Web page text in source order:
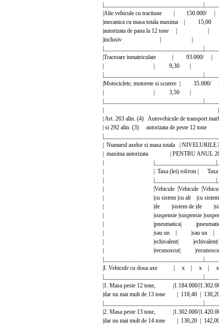
|Alte vehicule cu tractiune |
|mecanica cu masa totala
|autorizata de pana la 12
|inclusiv | |
|Tractoare inmatriculate |
| | 9,30 |
|Motociclete, motorete si scutere |
| | 3,50 |
| |
| Art. 263 alin. (4) Autovehicule de transport
| si 292 alin. (3) autorizata de
| Numarul axelor si masa totala |
| maxima autorizata | PENTRU ANUL
|
| | Taxa (lei) rol/ron | Taxa
|
| |Vehicule |Vehicule |Vehicule
| |cu sistem |cu alt |cu sistem
| |de |sistem de |de
| |suspensie |suspensie |suspensie
| |pneumatica|
| |sau un | |sau un
| |echivalent|
| |recunoscut|
|I. Vehicule cu doua axe | x | x
|1. Masa peste 12 tone, |1.184.000/
|dar nu mai mult de 13 tone | 118,40
|2. Masa peste 13 tone, |1.302.000/
|dar nu mai mult de 14 tone | 130,20